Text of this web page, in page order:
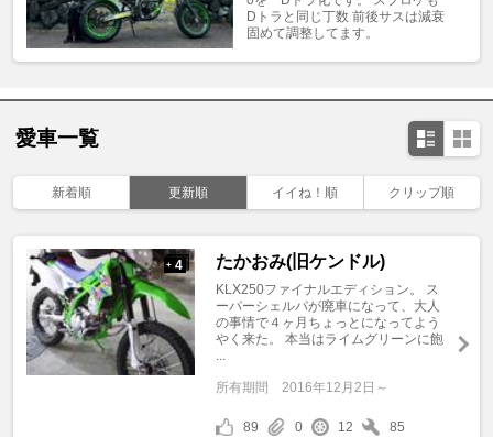
Dトラと同じ丁数 前後サスは減衰
固めて調整してます。
愛車一覧
新着順 更新順 イイね！順 クリップ順
+ 4 たかおみ(旧ケンドル)
KLX250ファイナルエディション。 ス
ーパーシェルパが廃車になって、大人
の事情で４ヶ月ちょっとになってよう
やく来た。 本当はライムグリーンに飽
...
所有期間 2016年12月2日～
89 0 12 85